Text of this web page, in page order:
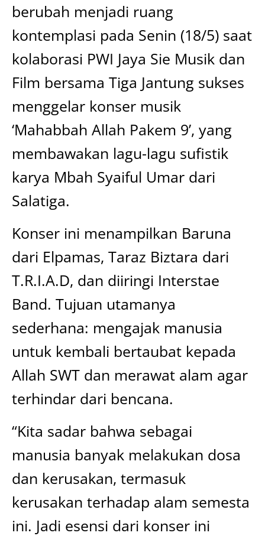
berubah menjadi ruang
kontemplasi pada Senin (18/5) saat
kolaborasi PWI Jaya Sie Musik dan
Film bersama Tiga Jantung sukses
menggelar konser musik
‘Mahabbah Allah Pakem 9’, yang
membawakan lagu-lagu sufistik
karya Mbah Syaiful Umar dari
Salatiga.
Konser ini menampilkan Baruna
dari Elpamas, Taraz Biztara dari
T.R.I.A.D, dan diiringi Interstae
Band. Tujuan utamanya
sederhana: mengajak manusia
untuk kembali bertaubat kepada
Allah SWT dan merawat alam agar
terhindar dari bencana.
“Kita sadar bahwa sebagai
manusia banyak melakukan dosa
dan kerusakan, termasuk
kerusakan terhadap alam semesta
ini. Jadi esensi dari konser ini